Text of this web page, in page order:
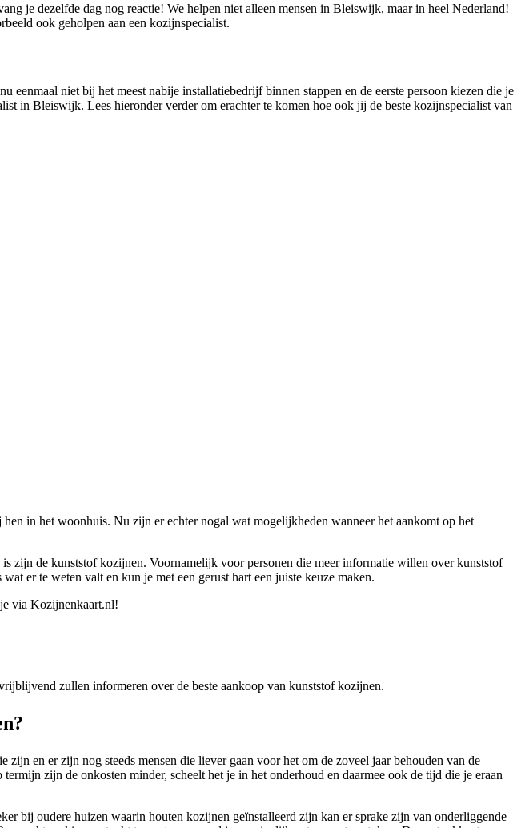
je dezelfde dag nog reactie! We helpen niet alleen mensen in Bleiswijk, maar in heel Nederland!
ook geholpen aan een kozijnspecialist.
niet bij het meest nabije installatiebedrijf binnen stappen en de eerste persoon kiezen die je
in Bleiswijk. Lees hieronder verder om erachter te komen hoe ook jij de beste kozijnspecialist van
in het woonhuis. Nu zijn er echter nogal wat mogelijkheden wanneer het aankomt op het
zijn de kunststof kozijnen. Voornamelijk voor personen die meer informatie willen over kunststof
er te weten valt en kun je met een gerust hart een juiste keuze maken.
via Kozijnenkaart.nl!
zullen informeren over de beste aankoop van kunststof kozijnen.
en er zijn nog steeds mensen die liever gaan voor het om de zoveel jaar behouden van de
zijn de onkosten minder, scheelt het je in het onderhoud en daarmee ook de tijd die je eraan
bij oudere huizen waarin houten kozijnen geïnstalleerd zijn kan er sprake zijn van onderliggende